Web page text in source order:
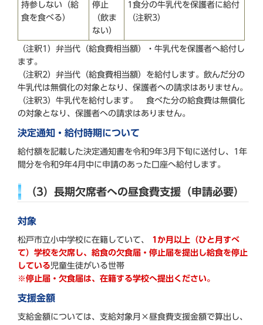
持参しない（給
食を食べる）
停止
（飲ま
ない）
1食分の牛乳代を保護者に給付
（注釈3）
（注釈1）弁当代（給食費相当額）・牛乳代を保護者へ給付し
ます。
（注釈2）弁当代（給食費相当額）を給付します。飲んだ分の
牛乳代は無償化の対象となり、保護者への請求はありません。
（注釈3）牛乳代を給付します。 食べた分の給食費は無償化
の対象となり、保護者への請求はありません。
決定通知・給付時期について
給付額を記載した決定通知書を令和9年3月下旬に送付し、1年
間分を令和9年4月中に申請のあった口座へ給付します。
（3）長期欠席者への昼食費支援（申請必要）
対象
松戸市立小中学校に在籍していて、 1か月以上（ひと月すべ
て）学校を欠席し、給食の欠食届・停止届を提出し給食を停止
している児童生徒がいる世帯
※停止届・欠食届は、在籍する学校へ提出ください。
支援金額
支給金額については、支給対象月×昼食費支援金額で算出し、